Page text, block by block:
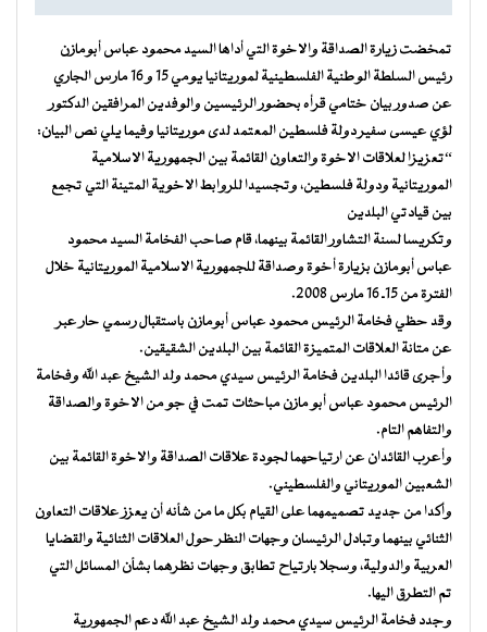
تمخضت زيارة الصداقة والاخوة التي أداها السيد محمود عباس أبومازن
رئيس السلطة الوطنية الفلسطينية لموريتانيا يومي 15 و 16 مارس الجاري
عن صدور بيان ختامي قرأه بحضور الرئيسين والوفدين المرافقين الدكتور
لؤي عيسى سفير دولة فلسطين المعتمد لدى موريتانيا وفيما يلي نص البيان:
“تعزيزا لعلاقات الاخوة والتعاون القائمة بين الجمهورية الاسلامية
الموريتانية ودولة فلسطين، وتجسيدا للروابط الاخوية المتينة التي تجمع
بين قيادتي البلدين
وتكريسا لسنة التشاور القائمة بينهما، قام صاحب الفخامة السيد محمود
عباس أبومازن بزيارة أخوة وصداقة للجمهورية الاسلامية الموريتانية خلال
الفترة من 15ـ 16 مارس 2008.
وقد حظي فخامة الرئيس محمود عباس أبومازن باستقبال رسمي حار عبر
عن متانة العلاقات المتميزة القائمة بين البلدين الشقيقين.
وأجرى قائدا البلدين فخامة الرئيس سيدي محمد ولد الشيخ عبد الله وفخامة
الرئيس محمود عباس أبو مازن مباحثات تمت في جو من الاخوة والصداقة
والتفاهم التام.
وأعرب القائدان عن ارتياحهما لجودة علاقات الصداقة والاخوة القائمة بين
الشعبين الموريتاني والفلسطيني.
وأكدا من جديد تصميمهما على القيام بكل ما من شأنه أن يعزز علاقات التعاون
الثنائي بينهما وتبادل الرئيسان وجهات النظر حول العلاقات الثنائية والقضايا
العربية والدولية، وسجلا بارتياح تطابق وجهات نظرهما بشأن المسائل التي
تم التطرق اليها.
وجدد فخامة الرئيس سيدي محمد ولد الشيخ عبد الله دعم الجمهورية